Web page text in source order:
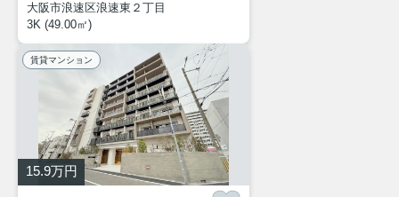
大阪市浪速区浪速東２丁目
3K (49.00㎡)
賃貸マンション
15.9万円